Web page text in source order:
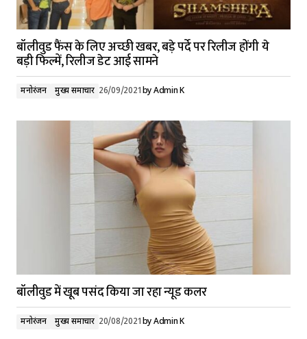
बॉलीवुड फैंस के लिए अच्छी खबर, बड़े पर्दे पर रिलीज होंगी ये
बड़ी फिल्में, रिलीज डेट आई सामने
मनोरंजन मुख्य समाचार 26/09/2021byAdmin K
बॉलीवुड में खूब पसंद किया जा रहा न्यूड कलर
मनोरंजन मुख्य समाचार 20/08/2021byAdmin K